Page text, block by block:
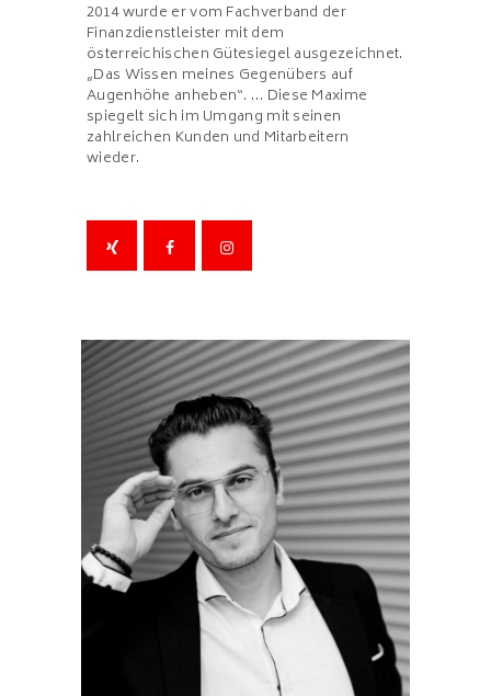
2014 wurde er vom Fachverband der
Finanzdienstleister mit dem
österreichischen Gütesiegel ausgezeichnet.
„Das Wissen meines Gegenübers auf
Augenhöhe anheben“. … Diese Maxime
spiegelt sich im Umgang mit seinen
zahlreichen Kunden und Mitarbeitern
wieder.